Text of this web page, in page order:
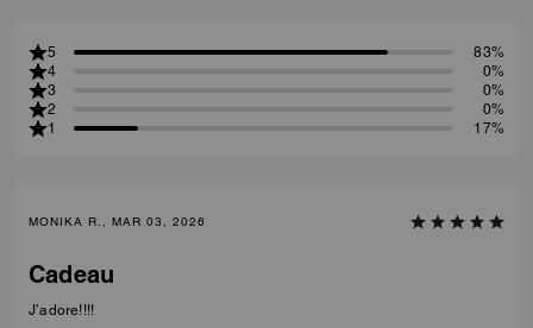
5
83%
4
0%
3
0%
2
0%
1
17%
MONIKA R., MAR 03, 2026
Cadeau
J’adore!!!!